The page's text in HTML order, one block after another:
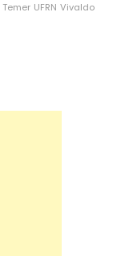
Temer UFRN Vivaldo